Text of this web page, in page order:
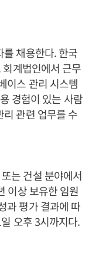
채용한다. 한국
계법인에서 근무
이스 관리 시스템
경험이 있는 사람
관련 업무를 수
는 건설 분야에서
이상 보유한 임원
과 평가 결과에 따
오후 3시까지다.